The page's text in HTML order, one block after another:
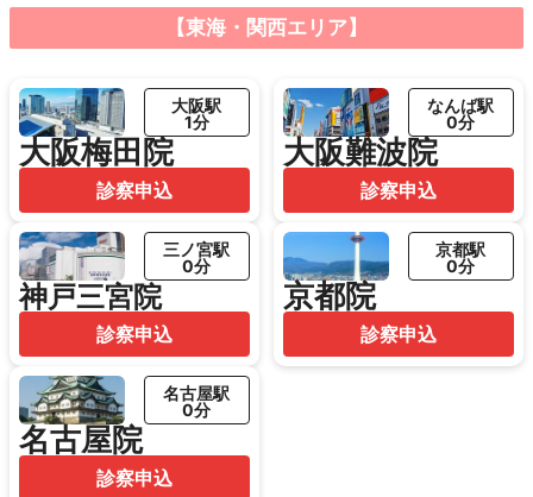
【東海・関西エリア】
大阪梅田院
大阪駅
1分
診察申込
大阪難波院
なんば駅
0分
診察申込
神戸三宮院
三ノ宮駅
0分
診察申込
京都院
京都駅
0分
診察申込
名古屋院
名古屋駅
0分
診察申込